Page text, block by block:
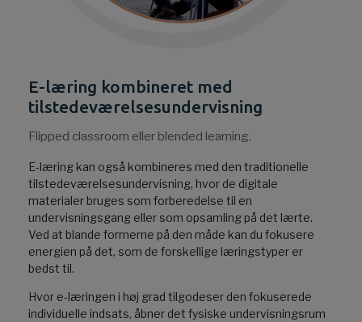
E-læring kombineret med
tilstedeværelsesundervisning
Flipped classroom eller blended learning.
E-læring kan også kombineres med den traditionelle
tilstedeværelsesundervisning, hvor de digitale
materialer bruges som forberedelse til en
undervisningsgang eller som opsamling på det lærte.
Ved at blande formerne på den måde kan du fokusere
energien på det, som de forskellige læringstyper er
bedst til.
Hvor e-læringen i høj grad tilgodeser den fokuserede
individuelle indsats, åbner det fysiske undervisningsrum